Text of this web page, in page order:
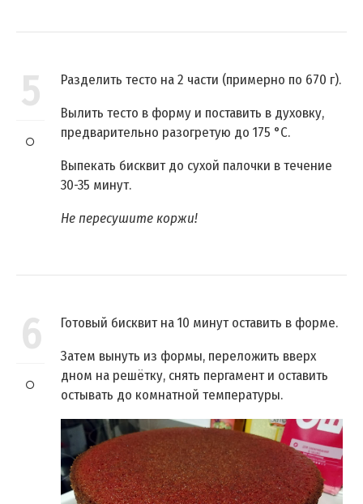
5
Разделить тесто на 2 части (примерно по 670 г).
Вылить тесто в форму и поставить в духовку,
предварительно разогретую до 175 °C.
Выпекать бисквит до сухой палочки в течение
30-35 минут.
Не пересушите коржи!
6
Готовый бисквит на 10 минут оставить в форме.
Затем вынуть из формы, переложить вверх
дном на решётку, снять пергамент и оставить
остывать до комнатной температуры.